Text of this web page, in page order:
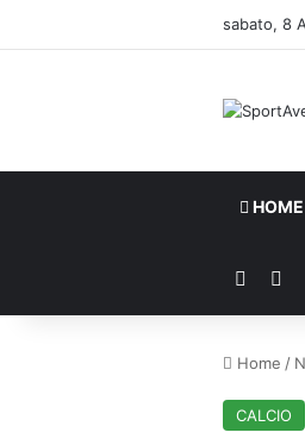
sabato, 8
HOME
Home /
CALCIO